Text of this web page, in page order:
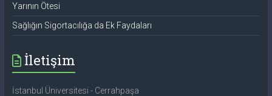
Yarının Ötesi
Sağlığın Sigortacılığa da Ek Faydaları
İletişim
İstanbul Üniversitesi - Cerrahpaşa